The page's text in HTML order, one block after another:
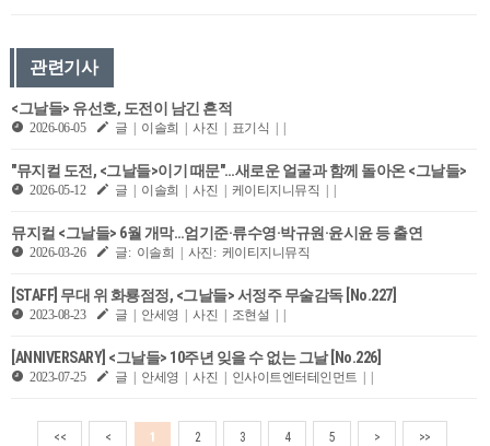
관련기사
<그날들> 유선호, 도전이 남긴 흔적
2026-06-05 글 | 이솔희 | 사진 | 표기식 | |
"뮤지컬 도전, <그날들>이기 때문"…새로운 얼굴과 함께 돌아온 <그날들>
2026-05-12 글 | 이솔희 | 사진 | 케이티지니뮤직 | |
뮤지컬 <그날들> 6월 개막…엄기준·류수영·박규원·윤시윤 등 출연
2026-03-26 글: 이솔희 | 사진: 케이티지니뮤직
[STAFF] 무대 위 화룡점정, <그날들> 서정주 무술감독 [No.227]
2023-08-23 글 | 안세영 | 사진 | 조현설 | |
[ANNIVERSARY] <그날들> 10주년 잊을 수 없는 그날 [No.226]
2023-07-25 글 | 안세영 | 사진 | 인사이트엔터테인먼트 | |
<< < 1 2 3 4 5 > >>